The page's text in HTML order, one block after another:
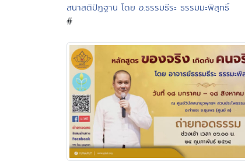
สนาสติปัฏฐาน โดย อ.ธรรมธีระ ธรรมมะพิสุทธิ์
#